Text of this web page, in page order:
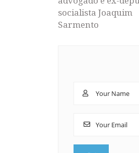
socialista Joaquim
Sarmento